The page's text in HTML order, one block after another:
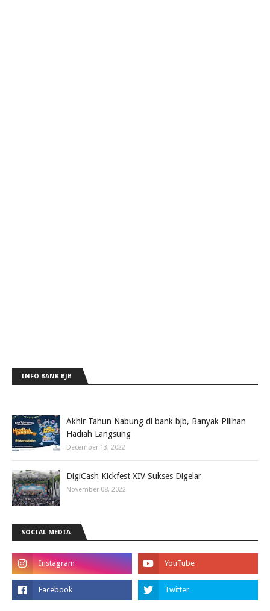
INFO BANK BJB
Akhir Tahun Nabung di bank bjb, Banyak Pilihan
Hadiah Langsung
December 13, 2022
DigiCash Kickfest XIV Sukses Digelar
November 08, 2022
SOCIAL MEDIA